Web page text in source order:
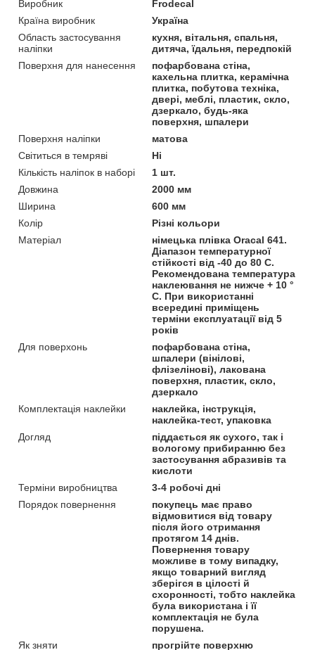
Виробник
Frodecal
Країна виробник
Україна
Область застосування
наліпки
кухня, вітальня, спальня,
дитяча, їдальня, передпокій
Поверхня для нанесення
пофарбована стіна,
кахельна плитка, керамічна
плитка, побутова техніка,
двері, меблі, пластик, скло,
дзеркало, будь-яка
поверхня, шпалери
Поверхня наліпки
матова
Світиться в темряві
Ні
Кількість наліпок в наборі
1 шт.
Довжина
2000 мм
Ширина
600 мм
Колір
Різні кольори
Матеріал
німецька плівка Oracal 641.
Діапазон температурної
стійкості від -40 до 80 С.
Рекомендована температура
наклеювання не нижче + 10 °
С. При використанні
всередині приміщень
терміни експлуатації від 5
років
Для поверхонь
пофарбована стіна,
шпалери (вінілові,
флізелінові), лакована
поверхня, пластик, скло,
дзеркало
Комплектація наклейки
наклейка, інструкція,
наклейка-тест, упаковка
Догляд
піддається як сухого, так і
вологому прибиранню без
застосування абразивів та
кислоти
Терміни виробництва
3-4 робочі дні
Порядок повернення
покупець має право
відмовитися від товару
після його отримання
протягом 14 днів.
Повернення товару
можливе в тому випадку,
якщо товарний вигляд
зберігся в цілості й
схоронності, тобто наклейка
була використана і її
комплектація не була
порушена.
Як зняти
прогрійте поверхню